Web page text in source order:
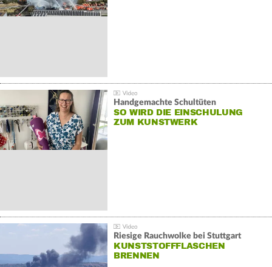
Handgemachte Schultüten
SO WIRD DIE EINSCHULUNG
ZUM KUNSTWERK
Riesige Rauchwolke bei Stuttgart
KUNSTSTOFFFLASCHEN
BRENNEN